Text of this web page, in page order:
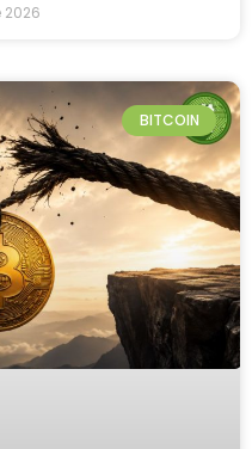
BITCOIN